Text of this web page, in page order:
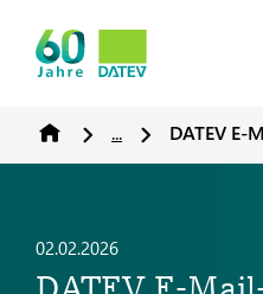
... DATEV
02.02.2026